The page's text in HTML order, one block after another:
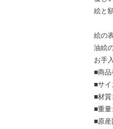
絵と
絵の
油絵
お手
■商
■サ
■材質
■重量
■原産